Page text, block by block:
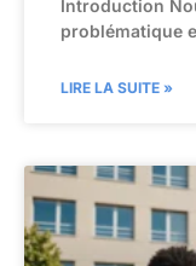
Introduction
problématique
LIRE LA SUITE »